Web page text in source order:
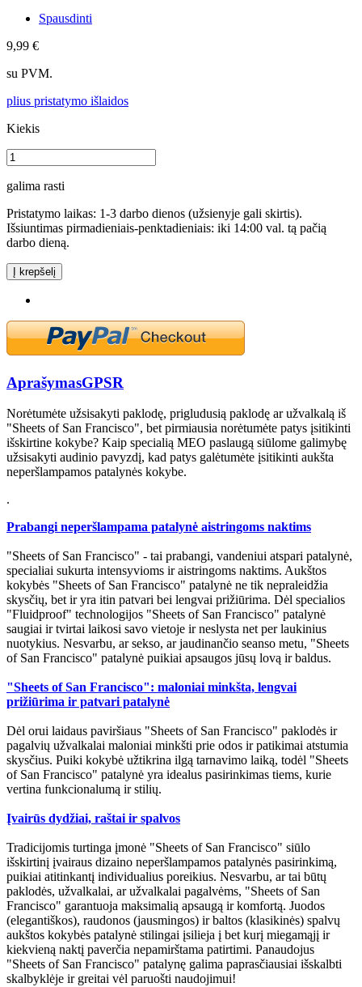
Spausdinti
9,99 €
su PVM.
plius pristatymo išlaidos
Kiekis
galima rasti
Pristatymo laikas: 1-3 darbo dienos (užsienyje gali skirtis).
Išsiuntimas pirmadieniais-penktadieniais: iki 14:00 val. tą pačią
darbo dieną.
Į krepšelį
AprašymasGPSR
Norėtumėte užsisakyti paklodę, prigludusią paklodę ar užvalkalą iš
"Sheets of San Francisco", bet pirmiausia norėtumėte patys įsitikinti
išskirtine kokybe? Kaip specialią MEO paslaugą siūlome galimybę
užsisakyti audinio pavyzdį, kad patys galėtumėte įsitikinti aukšta
neperšlampamos patalynės kokybe.
.
Prabangi neperšlampama patalynė aistringoms naktims
"Sheets of San Francisco" - tai prabangi, vandeniui atspari patalynė,
specialiai sukurta intensyvioms ir aistringoms naktims. Aukštos
kokybės "Sheets of San Francisco" patalynė ne tik nepraleidžia
skysčių, bet ir yra itin patvari bei lengvai prižiūrima. Dėl specialios
"Fluidproof" technologijos "Sheets of San Francisco" patalynė
saugiai ir tvirtai laikosi savo vietoje ir neslysta net per laukinius
nuotykius. Nesvarbu, ar sekso, ar jaudinančio seanso metu, "Sheets
of San Francisco" patalynė puikiai apsaugos jūsų lovą ir baldus.
"Sheets of San Francisco": maloniai minkšta, lengvai
prižiūrima ir patvari patalynė
Dėl orui laidaus paviršiaus "Sheets of San Francisco" paklodės ir
pagalvių užvalkalai maloniai minkšti prie odos ir patikimai atstumia
skysčius. Puiki kokybė užtikrina ilgą tarnavimo laiką, todėl "Sheets
of San Francisco" patalynė yra idealus pasirinkimas tiems, kurie
vertina funkcionalumą ir stilių.
Įvairūs dydžiai, raštai ir spalvos
Tradicijomis turtinga įmonė "Sheets of San Francisco" siūlo
išskirtinį įvairaus dizaino neperšlampamos patalynės pasirinkimą,
puikiai atitinkantį individualius poreikius. Nesvarbu, ar tai būtų
paklodės, užvalkalai, ar užvalkalai pagalvėms, "Sheets of San
Francisco" garantuoja maksimalią apsaugą ir komfortą. Juodos
(elegantiškos), raudonos (jausmingos) ir baltos (klasikinės) spalvų
aukštos kokybės patalynė stilingai įsilieja į bet kurį miegamąjį ir
kiekvieną naktį paverčia nepamirštama patirtimi. Panaudojus
"Sheets of San Francisco" patalynę galima paprasčiausiai išskalbti
skalbyklėje ir greitai vėl paruošti naudojimui!